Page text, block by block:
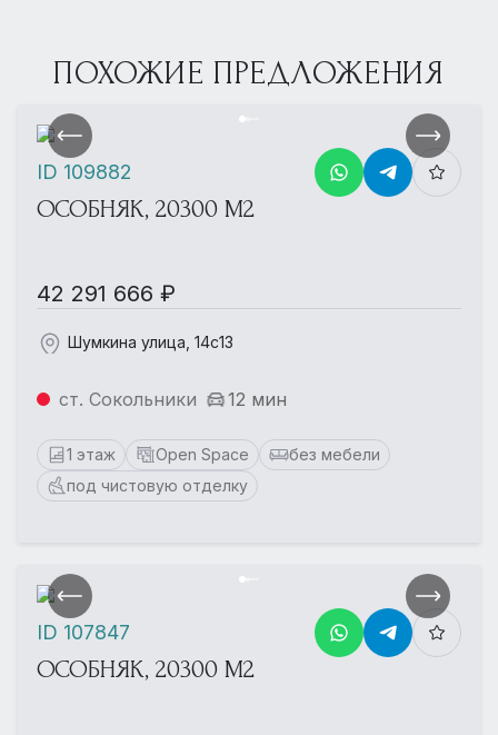
ПОХОЖИЕ ПРЕДЛОЖЕНИЯ
ОСОБНЯК, 20300 М2
42 291 666 ₽
Шумкина улица, 14с13
ст. Сокольники 12 мин
1 этаж Open Space
без мебели
под чистовую отделку
ID 109882
ОСОБНЯК, 20300 М2
ID 107847